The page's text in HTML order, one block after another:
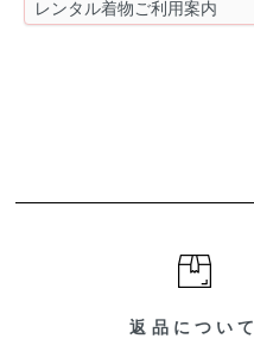
レンタル着物ご利用案内
返品について